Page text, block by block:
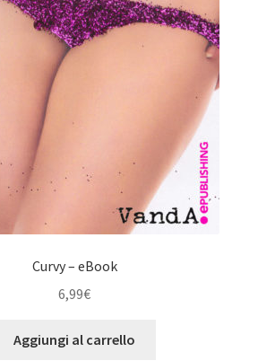
Curvy – eBook
6,99€
Aggiungi al carrello